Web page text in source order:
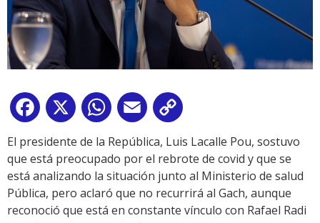
Facebook
X WhatsApp
Email
Link
El presidente de la República, Luis Lacalle Pou, sostuvo
que está preocupado por el rebrote de covid y que se
está analizando la situación junto al Ministerio de salud
Pública, pero aclaró que no recurrirá al Gach, aunque
reconoció que está en constante vínculo con Rafael Radi